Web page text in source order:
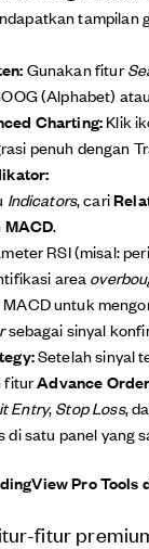
tampilan
Gunakan fitur
(Alphabet)
Charting:Klik
penuh dengan
Indicators, cari
MACD.
RSI (misal:
area
untuk
sebagai sinyal
Setelah sinyal
fiturAdvance
Entry,Stop Loss,
di satu panel yang
Pro Tools
fitur